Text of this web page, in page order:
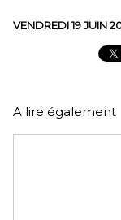
VENDREDI 19 JUIN
A lire également